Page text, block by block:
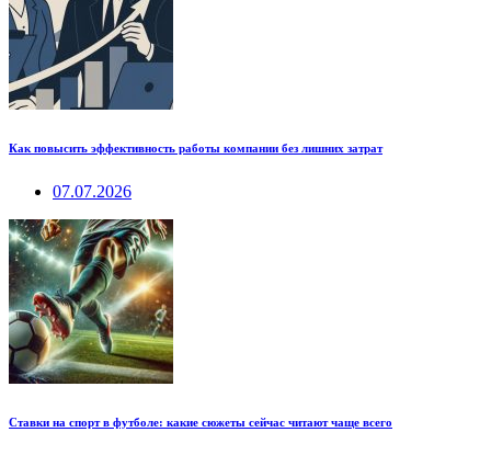
Как повысить эффективность работы компании без лишних затрат
07.07.2026
Ставки на спорт в футболе: какие сюжеты сейчас читают чаще всего